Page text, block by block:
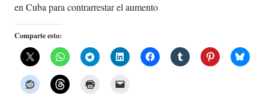
en Cuba para contrarrestar el aumento
Comparte esto: